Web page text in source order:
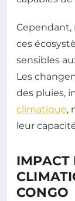
Cependant,
ces
sensibles
Les
des pluies,
climatique,
leur
IMPACT
CONGO